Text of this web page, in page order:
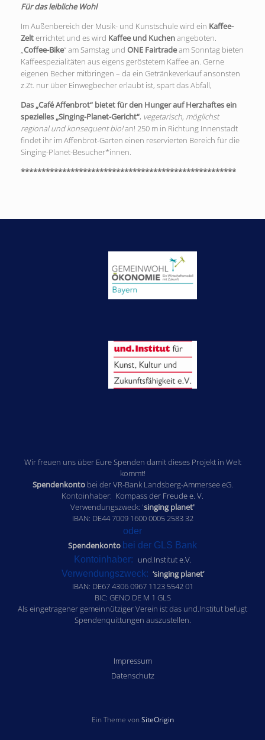
Für das leibliche Wohl
Im Außenbereich der Musik- und Kunstschule wird ein Kaffee-
Zelterrichtet und es wird Kaffee und Kuchenangeboten.
„Coffee-Bike“ am Samstag und ONE Fairtradeam Sonntag bieten
Kaffeespezialitäten aus eigens geröstetem Kaffee an. Gerne
eigenen Becher mitbringen – da ein Getränkeverkauf ansonsten
z.Zt. nur über Einwegbecher erlaubt ist, spart das Abfall,
Das „Café Affenbrot“ bietet für den Hunger auf Herzhaftes ein
spezielles „Singing-Planet-Gericht“, vegetarisch, möglichst
regional und konsequent bio!an! 250 m in Richtung Innenstadt
findet ihr im Affenbrot-Garten einen reservierten Bereich für die
Singing-Planet-Besucher*innen.
****************************************************
Wir freuen uns über Eure Spenden damit dieses Projekt in Welt
kommt!
Spendenkontobei der VR-Bank Landsberg-Ammersee eG.
Kontoinhaber: Kompass der Freude e. V.
Verwendungszweck: 'singing planet'
IBAN: DE44 7009 1600 0005 2583 32
oder
Spendenkonto bei der GLS Bank
Kontoinhaber: und.Institut e.V.
Verwendungszweck: ‘singing planet’
IBAN: DE67 4306 0967 1123 5542 01
BIC: GENO DE M 1 GLS
Als eingetragener gemeinnütziger Verein ist das und.Institut befugt
Spendenquittungen auszustellen.
Impressum
Datenschutz
Ein Theme von SiteOrigin